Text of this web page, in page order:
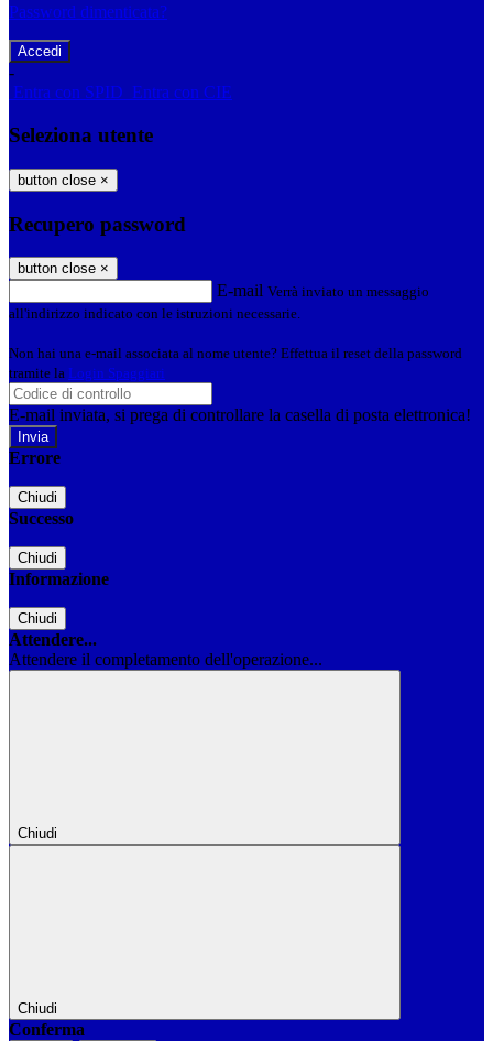
Password dimenticata?
-
Entra con SPID Entra con CIE
Seleziona utente
button close ×
Recupero password
button close ×
E-mail Verrà inviato un messaggio
all'indirizzo indicato con le istruzioni necessarie.
Non hai una e-mail associata al nome utente? Effettua il reset della password
tramite la Login Spaggiari
E-mail inviata, si prega di controllare la casella di posta elettronica!
Errore
Chiudi
Successo
Chiudi
Informazione
Chiudi
Attendere...
Attendere il completamento dell'operazione...
Chiudi
Chiudi
Conferma